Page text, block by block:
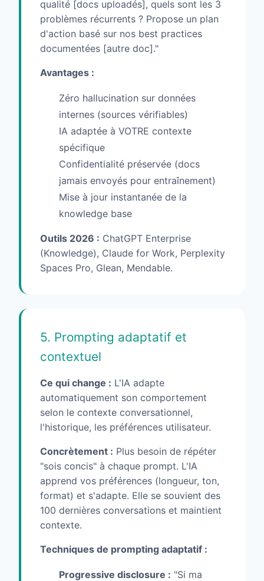
qualité [docs uploadés], quels sont les 3
problèmes récurrents ? Propose un plan
d'action basé sur nos best practices
documentées [autre doc]."
Avantages :
Zéro hallucination sur données
internes (sources vérifiables)
IA adaptée à VOTRE contexte
spécifique
Confidentialité préservée (docs
jamais envoyés pour entraînement)
Mise à jour instantanée de la
knowledge base
Outils 2026 : ChatGPT Enterprise
(Knowledge), Claude for Work, Perplexity
Spaces Pro, Glean, Mendable.
5. Prompting adaptatif et
contextuel
Ce qui change : L'IA adapte
automatiquement son comportement
selon le contexte conversationnel,
l'historique, les préférences utilisateur.
Concrètement : Plus besoin de répéter
"sois concis" à chaque prompt. L'IA
apprend vos préférences (longueur, ton,
format) et s'adapte. Elle se souvient des
100 dernières conversations et maintient
contexte.
Techniques de prompting adaptatif :
Progressive disclosure : "Si ma